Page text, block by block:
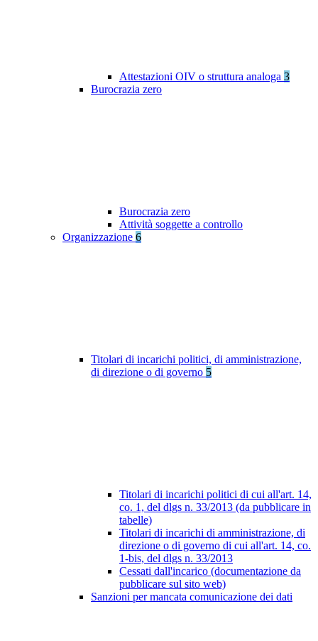
Attestazioni OIV o struttura analoga 3
Burocrazia zero
Burocrazia zero
Attività soggette a controllo
Organizzazione 6
Titolari di incarichi politici, di amministrazione,
di direzione o di governo 5
Titolari di incarichi politici di cui all'art. 14,
co. 1, del dlgs n. 33/2013 (da pubblicare in
tabelle)
Titolari di incarichi di amministrazione, di
direzione o di governo di cui all'art. 14, co.
1-bis, del dlgs n. 33/2013
Cessati dall'incarico (documentazione da
pubblicare sul sito web)
Sanzioni per mancata comunicazione dei dati